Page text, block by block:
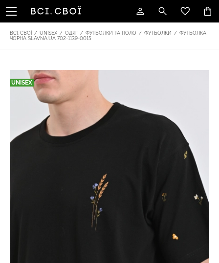
ВСІ. СВОЇ / UNISEX / ОДЯГ / ФУТБОЛКИ ТА ПОЛО / ФУТБОЛКИ / ФУТБОЛКА
ЧОРНА SLAVNA.UA 702-1139-0015
UNISEX